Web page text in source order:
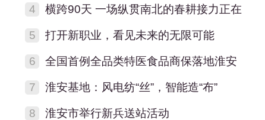
4 横跨90天 一场纵贯南北的春耕接力正在
5 打开新职业，看见未来的无限可能
6 全国首例全品类特医食品商保落地淮安
7 淮安基地：风电纺“丝”，智能造“布”
8 淮安市举行新兵送站活动